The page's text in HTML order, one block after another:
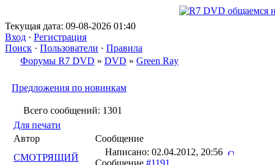
Текущая дата: 09-08-2026 01:40
Вход · Регистрация
Поиск · Пользователи · Правила
Форумы R7 DVD » DVD » Green Ray
Предложения по новинкам
Всего сообщений: 1301
Для печати
Автор
Сообщение
СМОТРЯЩИЙ
Написано: 02.04.2012, 20:56
Сообщение #1191